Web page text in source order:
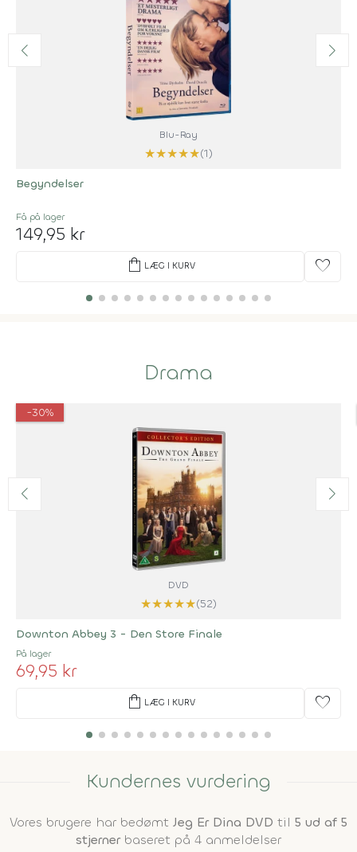
Blu-Ray
★★★★★(1)
Begyndelser
Få på lager
149,95 kr
shopping_bag LÆG I KURV favorite
Drama
-30%
DVD
★★★★★(52)
Downton Abbey 3 - Den Store Finale
På lager
69,95 kr
shopping_bag LÆG I KURV favorite
Kundernes vurdering
Vores brugere har bedømt Jeg Er Dina DVD til 5 ud af 5
stjernerbaseret på 4 anmeldelser